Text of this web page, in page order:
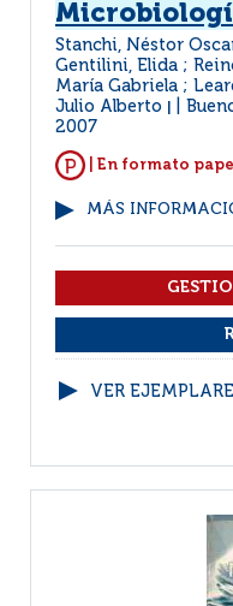
Stanchi, Néstor
Gentilini, Elida ;
María Gabriela ;
Julio Alberto
2007
| En formato
MÁS
VER